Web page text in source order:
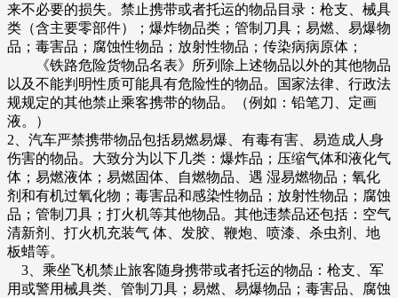
来不必要的损失。禁止携带或者托运的物品目录：枪支、械具
类（含主要零部件）；爆炸物品类；管制刀具；易燃、易爆物
品；毒害品；腐蚀性物品；放射性物品；传染病病原体；
《铁路危险货物品名表》所列除上述物品以外的其他物品
以及不能判明性质可能具有危险性的物品。国家法律、行政法
规规定的其他禁止乘客携带的物品。（例如：铅笔刀、定画
液。）
2、汽车严禁携带物品包括易燃易爆、有毒有害、易造成人身
伤害的物品。大致分为以下几类：爆炸品；压缩气体和液化气
体；易燃液体；易燃固体、自燃物品、遇 湿易燃物品；氧化
剂和有机过氧化物；毒害品和感染性物品；放射性物品；腐蚀
品；管制刀具；打火机等其他物品。其他违禁品还包括：空气
清新剂、打火机充装气 体、发胶、鞭炮、喷漆、杀虫剂、地
板蜡等。
3、乘坐飞机禁止旅客随身携带或者托运的物品：枪支、军
用或警用械具类、管制刀具；易燃、易爆物品；毒害品、腐蚀